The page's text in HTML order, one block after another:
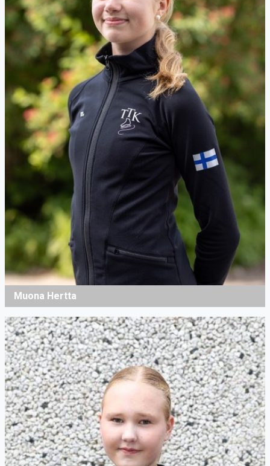
Muona Hertta